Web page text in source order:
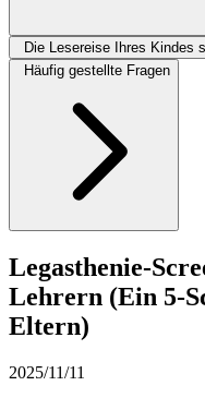
Die Lesereise Ihres Kindes
Häufig gestellte Fragen
Legasthenie-
Lehrern (Ein 5-
Eltern)
2025/11/11